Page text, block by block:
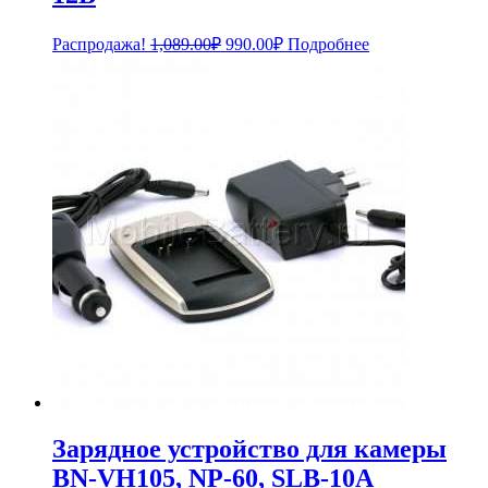
Распродажа! 1,089.00₽ Первоначальная
990.00₽Текущая
цена:
Подробнее
Зарядное устройство для камеры
BN-VH105, NP-60, SLB-10A